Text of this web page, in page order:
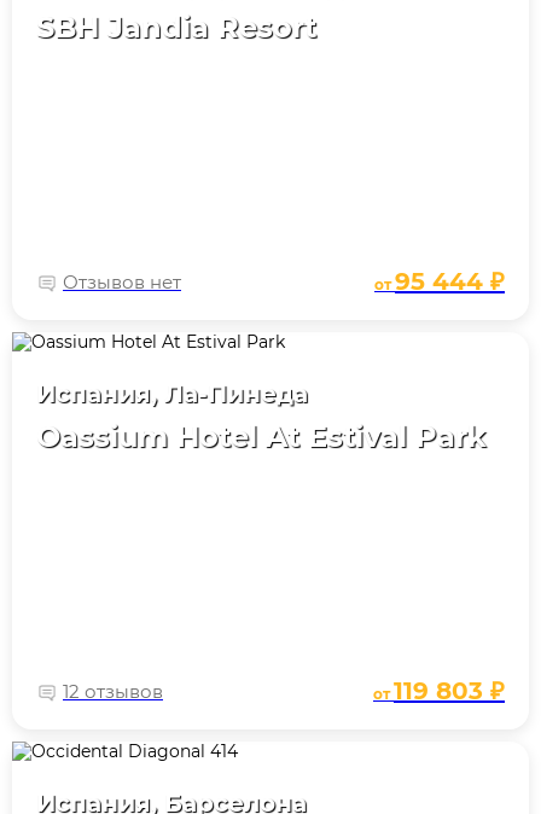
SBH Jandia Resort
Отзывов нет от95 444 ₽
Испания, Ла-Пинеда
Oassium Hotel At Estival Park
12 отзывов от119 803 ₽
Испания, Барселона